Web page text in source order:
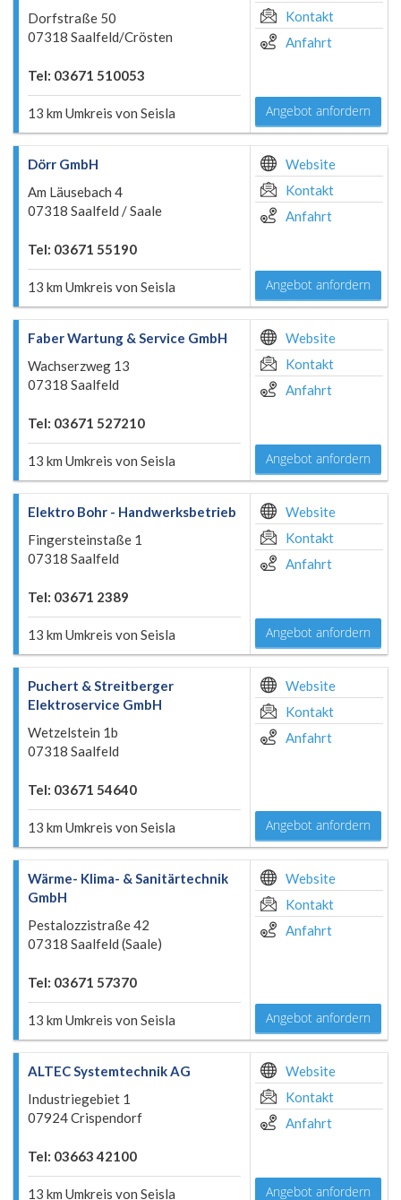
Dorfstraße 50
07318 Saalfeld/Crösten
Tel: 03671 510053
13 km Umkreis von Seisla
Kontakt
Anfahrt
Angebot anfordern
Dörr GmbH
Am Läusebach 4
07318 Saalfeld / Saale
Tel: 03671 55190
13 km Umkreis von Seisla
Website
Kontakt
Anfahrt
Angebot anfordern
Faber Wartung & Service GmbH
Wachserzweg 13
07318 Saalfeld
Tel: 03671 527210
13 km Umkreis von Seisla
Website
Kontakt
Anfahrt
Angebot anfordern
Elektro Bohr - Handwerksbetrieb
Fingersteinstaße 1
07318 Saalfeld
Tel: 03671 2389
13 km Umkreis von Seisla
Website
Kontakt
Anfahrt
Angebot anfordern
Puchert & Streitberger
Elektroservice GmbH
Wetzelstein 1b
07318 Saalfeld
Tel: 03671 54640
13 km Umkreis von Seisla
Website
Kontakt
Anfahrt
Angebot anfordern
Wärme- Klima- & Sanitärtechnik
GmbH
Pestalozzistraße 42
07318 Saalfeld (Saale)
Tel: 03671 57370
13 km Umkreis von Seisla
Website
Kontakt
Anfahrt
Angebot anfordern
ALTEC Systemtechnik AG
Industriegebiet 1
07924 Crispendorf
Tel: 03663 42100
13 km Umkreis von Seisla
Website
Kontakt
Anfahrt
Angebot anfordern